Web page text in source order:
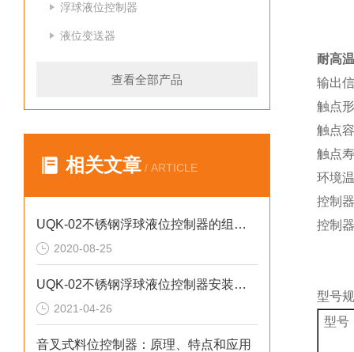
浮球液位控制器
液位变送器
查看全部产品
相关文章 / ARTICLE
UQK-02不锈钢浮球液位控制器的组成部分和产品特色
2020-08-25
UQK-02不锈钢浮球液位控制器安装使用与维护注意事项
2021-04-26
音叉式料位控制器：原理、特点和应用
耐高
输出
触点
触点
触点
环境
控制
控制
型号
型号